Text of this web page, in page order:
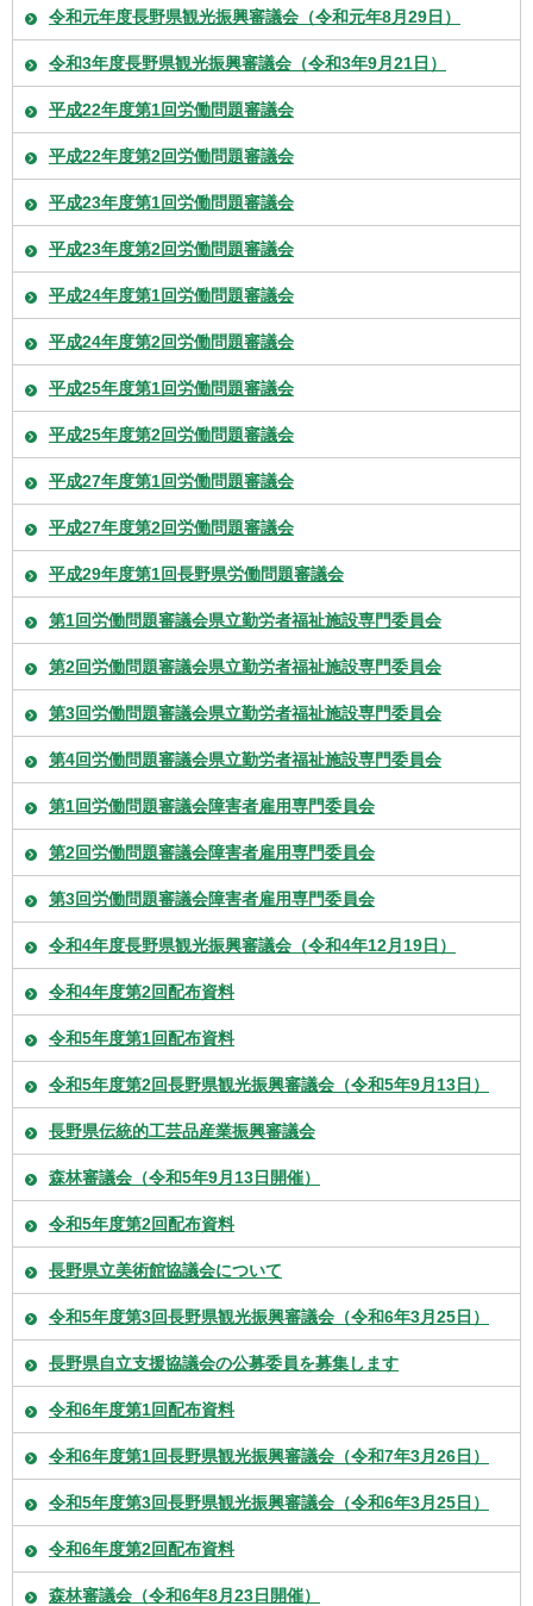
令和元年度長野県観光振興審議会（令和元年8月29日）
令和3年度長野県観光振興審議会（令和3年9月21日）
平成22年度第1回労働問題審議会
平成22年度第2回労働問題審議会
平成23年度第1回労働問題審議会
平成23年度第2回労働問題審議会
平成24年度第1回労働問題審議会
平成24年度第2回労働問題審議会
平成25年度第1回労働問題審議会
平成25年度第2回労働問題審議会
平成27年度第1回労働問題審議会
平成27年度第2回労働問題審議会
平成29年度第1回長野県労働問題審議会
第1回労働問題審議会県立勤労者福祉施設専門委員会
第2回労働問題審議会県立勤労者福祉施設専門委員会
第3回労働問題審議会県立勤労者福祉施設専門委員会
第4回労働問題審議会県立勤労者福祉施設専門委員会
第1回労働問題審議会障害者雇用専門委員会
第2回労働問題審議会障害者雇用専門委員会
第3回労働問題審議会障害者雇用専門委員会
令和4年度長野県観光振興審議会（令和4年12月19日）
令和4年度第2回配布資料
令和5年度第1回配布資料
令和5年度第2回長野県観光振興審議会（令和5年9月13日）
長野県伝統的工芸品産業振興審議会
森林審議会（令和5年9月13日開催）
令和5年度第2回配布資料
長野県立美術館協議会について
令和5年度第3回長野県観光振興審議会（令和6年3月25日）
長野県自立支援協議会の公募委員を募集します
令和6年度第1回配布資料
令和6年度第1回長野県観光振興審議会（令和7年3月26日）
令和5年度第3回長野県観光振興審議会（令和6年3月25日）
令和6年度第2回配布資料
森林審議会（令和6年8月23日開催）